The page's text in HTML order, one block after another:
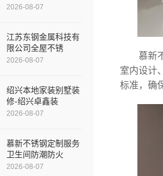
2026-08-07
江苏东钢金属科技有
限公司全屋不锈
2026-08-07
绍兴本地家装别墅装
修-绍兴卓鑫装
2026-08-07
慕新不锈钢定制服务
卫生间防潮防火
2026-08-07
慕新
室内设计
标准，确